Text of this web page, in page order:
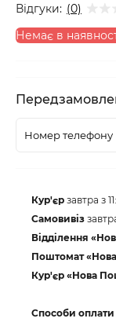
Відгуки: (0)
Немає в
Кур'єр завтра з
Самовивіз
Відділення
Поштомат
Кур'єр «Нова
Способи оплати